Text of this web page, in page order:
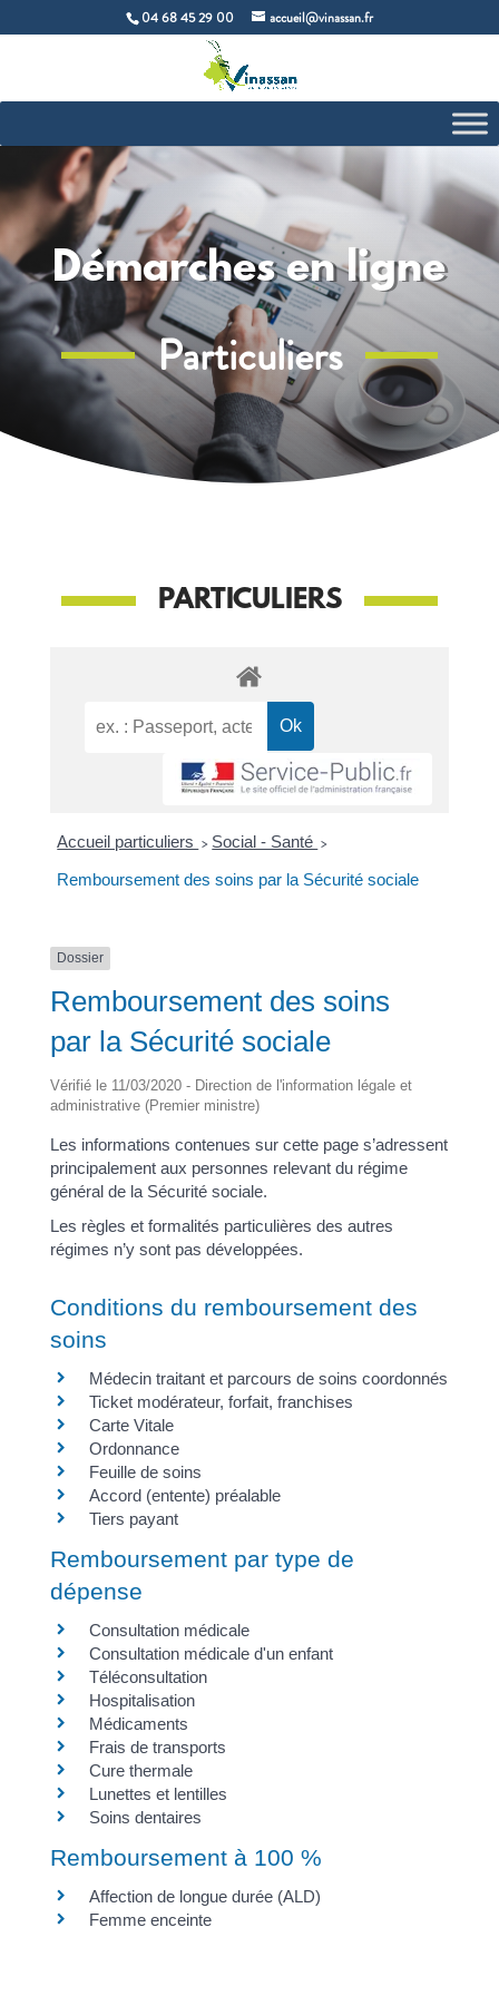
04 68 45 29 00 accueil@vinassan.fr
Démarches en ligne
Particuliers
PARTICULIERS
Accueil particuliers > Social - Santé >
Remboursement des soins par la Sécurité sociale
Dossier
Remboursement des soins
par la Sécurité sociale
Vérifié le 11/03/2020 - Direction de l'information légale et
administrative (Premier ministre)
Les informations contenues sur cette page s’adressent
principalement aux personnes relevant du régime
général de la Sécurité sociale.
Les règles et formalités particulières des autres
régimes n’y sont pas développées.
Conditions du remboursement des
soins
Médecin traitant et parcours de soins coordonnés
Ticket modérateur, forfait, franchises
Carte Vitale
Ordonnance
Feuille de soins
Accord (entente) préalable
Tiers payant
Remboursement par type de
dépense
Consultation médicale
Consultation médicale d'un enfant
Téléconsultation
Hospitalisation
Médicaments
Frais de transports
Cure thermale
Lunettes et lentilles
Soins dentaires
Remboursement à 100 %
Affection de longue durée (ALD)
Femme enceinte